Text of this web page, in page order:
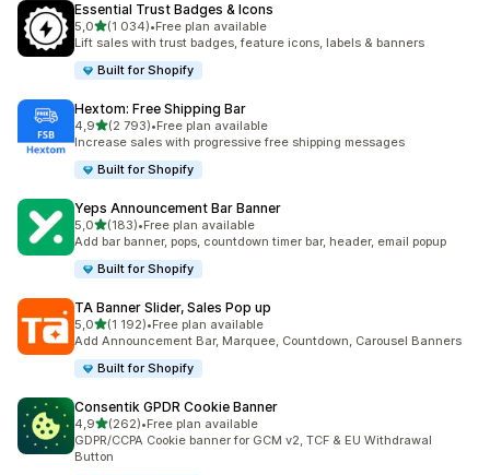
Essential Trust Badges & Icons
5,0na 5 gwiazdek
(1 034)
Łączna liczba recenzji: 1034
•Free plan available
Lift sales with trust badges, feature icons, labels & banners
Built for Shopify
Hextom: Free Shipping Bar
4,9na 5 gwiazdek
(2 793)
Łączna liczba recenzji: 2793
•Free plan available
Increase sales with progressive free shipping messages
Built for Shopify
Yeps Announcement Bar Banner
5,0na 5 gwiazdek
(183)
Łączna liczba recenzji: 183
•Free plan available
Add bar banner, pops, countdown timer bar, header, email popup
Built for Shopify
TA Banner Slider, Sales Pop up
5,0na 5 gwiazdek
(1 192)
Łączna liczba recenzji: 1192
•Free plan available
Add Announcement Bar, Marquee, Countdown, Carousel Banners
Built for Shopify
Consentik GPDR Cookie Banner
4,9na 5 gwiazdek
(262)
Łączna liczba recenzji: 262
•Free plan available
GDPR/CCPA Cookie banner for GCM v2, TCF & EU Withdrawal
Button